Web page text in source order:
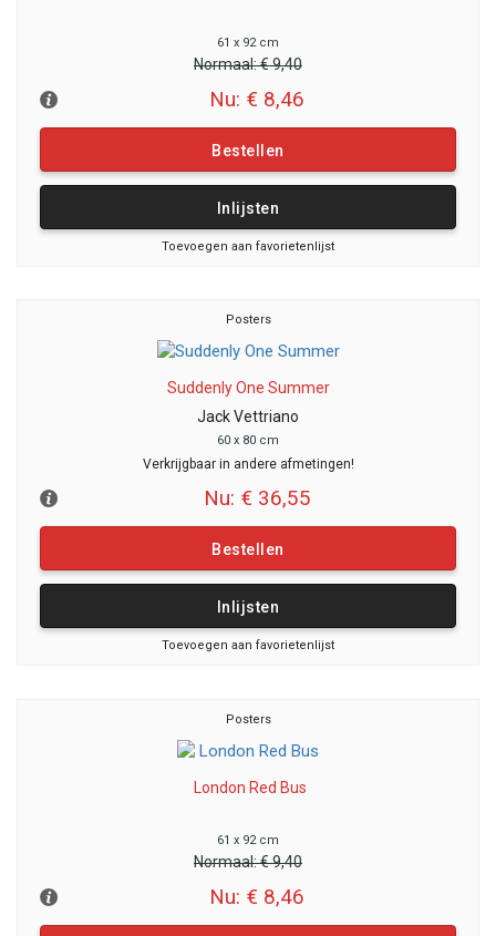
61 x 92 cm
Normaal:€ 9,40
Nu: € 8,46
Bestellen
Inlijsten
Toevoegen aan favorietenlijst
Posters
Suddenly One Summer
Jack Vettriano
60 x 80 cm
Verkrijgbaar in andere afmetingen!
Nu: € 36,55
Bestellen
Inlijsten
Toevoegen aan favorietenlijst
Posters
London Red Bus
61 x 92 cm
Normaal:€ 9,40
Nu: € 8,46